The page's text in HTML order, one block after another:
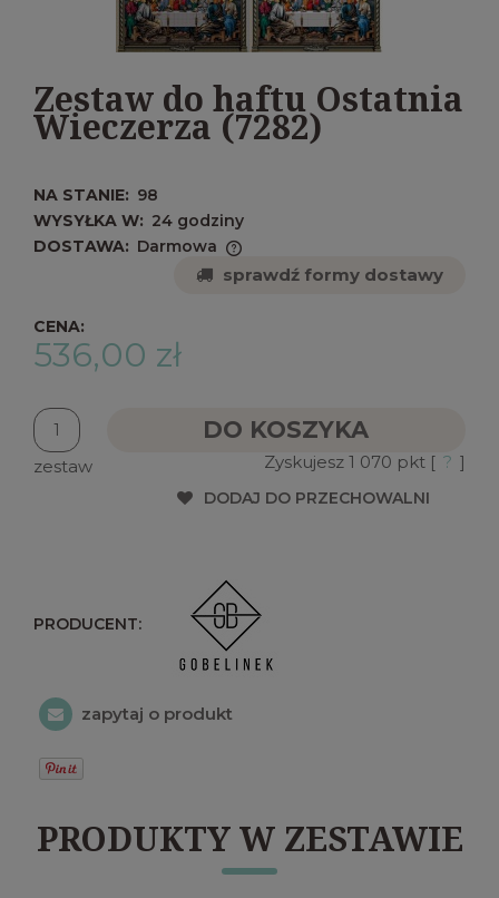
Zestaw do haftu Ostatnia
Wieczerza (7282)
NA STANIE: 98
WYSYŁKA W: 24 godziny
DOSTAWA: Darmowa
Cena nie zawiera ewentualnych kosztów
sprawdź formy dostawy
CENA:
536,00 zł
zestaw
DO KOSZYKA
Zyskujesz 1 070 pkt [ ? ]
DODAJ DO PRZECHOWALNI
PRODUCENT:
zapytaj o produkt
PRODUKTY W ZESTAWIE